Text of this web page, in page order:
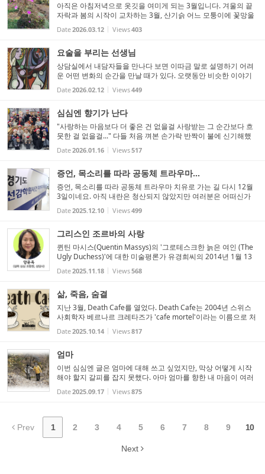
아직은 아침저녁으로 옷깃을 여미게 되는 3월입니다. 겨울의 끝
자락과 봄의 시작이 교차하는 3월, 산기슭 어느 모퉁이에 꽃망울
이 맺힌 진달래를 마주하면 마음 한구석이 애틋하게 뭉클해지곤
합니다. 진달래의 꽃말은 '사랑의 기쁨'입니다. 여기서 ...
Date2026.03.12 Views403
요술을 부리는 선생님
상담실에서 내담자들을 만나다 보면 이따금 말로 설명하기 어려
운 어떤 변화의 순간을 만날 때가 있다. 오랫동안 비슷한 이야기
를 반복하던 사람이 어느 날 갑자기 다른 숨으로 말을 꺼내는 순
간이라든가, 아무리 애써도 움직이지 않던 마음이 아주 조금, 그
Date2026.02.12 Views449
심심엔 향기가 난다
"사랑하는 마음보다 더 좋은 건 없을걸 사랑받는 그 순간보다 흐
뭇한 걸 없을걸..." 다들 처음 껴본 손가락 반짝이 불에 신기해했
다. 이내 손뼉 치며 한목소리로 노래를 부른다. 휠체어를 탄 채 천
천히 들어오는 노경선 선생님의 두 눈이 휘둥그레졌다. 불이 ...
Date2026.01.16 Views517
증언, 목소리를 따라 공동체 트라우마...
증언, 목소리를 따라 공동체 트라우마 치유로 가는 길 다시 12월
3일이네요. 아직 내란은 청산되지 않았지만 여러분은 어떠신가
요? 아닌 밤에 놀라고 분노하며 잠 못 이루던, 거리에서 광장에서
봄을 되찾겠다고 소리치고 노래한 그 마음, 지금은 안녕하신가
Date2025.12.10 Views499
그리스인 조르바의 사랑
퀸틴 마시스(Quentin Massys)의 '그로테스크한 늙은 여인 (The
Ugly Duchess)'에 대한 미술평론가 유경희씨의 2014년 1월 13
일 경향신문에 실린 글입니다. 칼럼에서 유경희 평론가는 이 그림
을 통해 '노년 여성에 대한 부정적인 시선'과 여성...
Date2025.11.18 Views568
삶, 죽음, 숨결
지난 3월, Death Cafe를 열었다. Death Cafe는 2004년 스위스
사회학자 베르나르 크레타즈가 'cafe mortel'이라는 이름으로 처
음 시작했다. 영국 웹 개발자 존 언더우드가 크레타즈 작업에서
영감을 받아 2011년 런던에서 Death Cafe라는 이름으로 웹...
Date2025.10.14 Views817
엄마
이번 심심엔 글은 엄마에 대해 쓰고 싶었지만, 막상 어떻게 시작
해야 할지 갈피를 잡지 못했다. 아마 엄마를 향한 내 마음이 여러
갈래로 갈라져 있기 때문일 것이다. 특히 주위에서 부모님을 돌보
는 사람들의 이야기를 들을 때면, 내 마음은 복잡했다. 아직 ...
Date2025.09.17 Views875
Prev 1 2 3 4 5 6 7 8 9 10
Next